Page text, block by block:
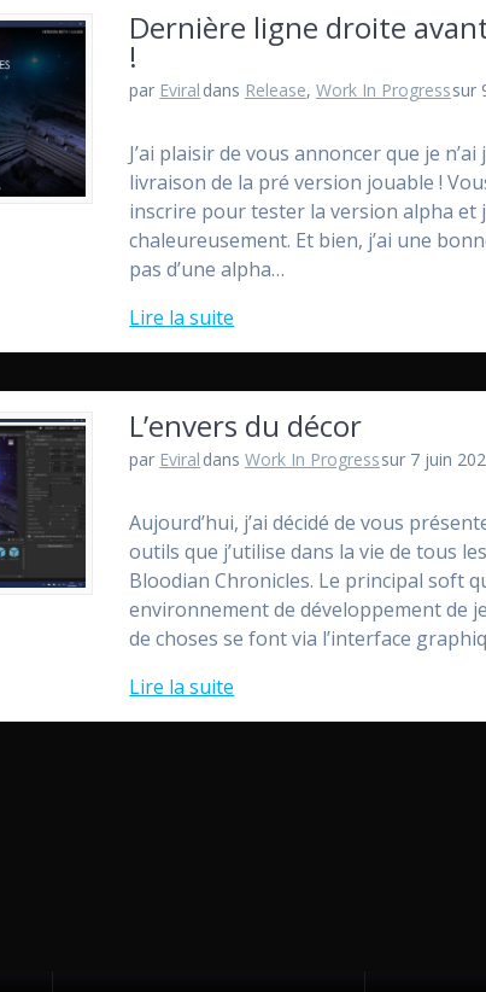
Dernière ligne droite
!
par Eviral dans Release, Work In Progresssur
J’ai plaisir de vous annoncer que je
livraison de la pré version jouable !
inscrire pour tester la version alpha et
chaleureusement. Et bien, j’ai une
pas d’une alpha…
Lire la suite
L’envers du décor
par Eviral dans Work In Progresssur 7 juin
Aujourd’hui, j’ai décidé de vous
outils que j’utilise dans la vie de tous
Bloodian Chronicles. Le principal soft
environnement de développement de
de choses se font via l’interface
Lire la suite